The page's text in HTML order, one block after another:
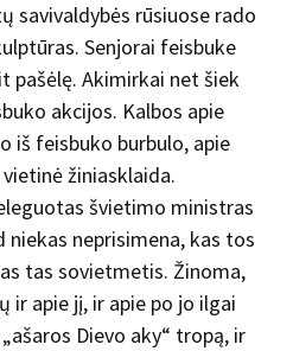
savivaldybės rūsiuose rado
Senjorai feisbuke
pašėlę. Akimirkai net šiek
akcijos. Kalbos apie
iš feisbuko burbulo, apie
žiniasklaida.
švietimo ministras
niekas neprisimena, kas tos
tas sovietmetis. Žinoma,
ir apie jį, ir apie po jo ilgai
Dievo aky“ tropą, ir